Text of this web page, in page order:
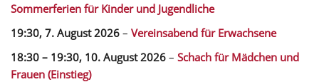
Sommerferien für Kinder und Jugendliche
19:30, 7. August 2026 – Vereinsabend für Erwachsene
18:30 – 19:30, 10. August 2026 – Schach für Mädchen und
Frauen (Einstieg)